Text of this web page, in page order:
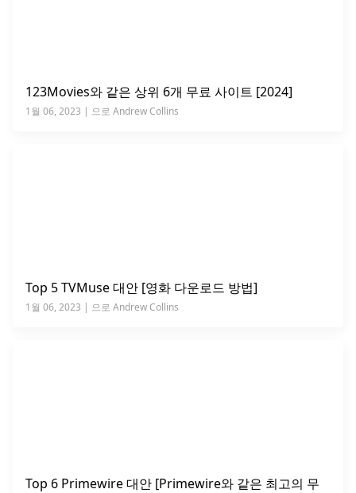
123Movies와 같은 상위 6개 무료 사이트 [2024]
1월 06, 2023 | 으로 Andrew Collins
Top 5 TVMuse 대안 [영화 다운로드 방법]
1월 06, 2023 | 으로 Andrew Collins
Top 6 Primewire 대안 [Primewire와 같은 최고의 무